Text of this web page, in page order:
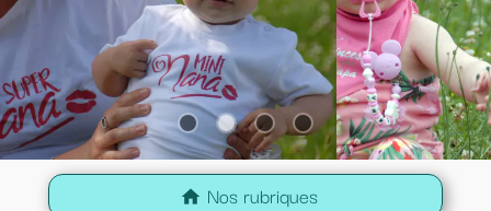
home Nos rubriques